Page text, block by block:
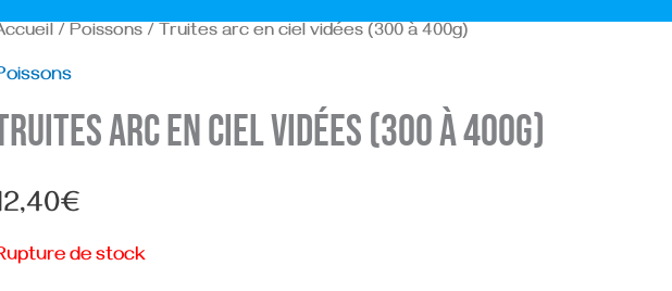
/ Poissons / Truites arc en ciel vidées (300 à 400g)
arc en ciel vidées (300 à 400g)
€
de stock